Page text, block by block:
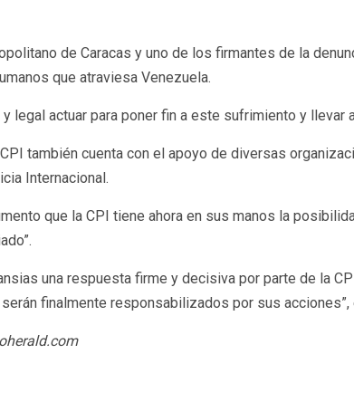
de Caracas y uno de los firmantes de la
que atraviesa Venezuela.
legal actuar para poner fin a este sufrimiento y llevar
también cuenta con el apoyo de diversas
Internacional.
que la CPI tiene ahora en sus manos la
una respuesta firme y decisiva por parte de la
finalmente responsabilizados por sus acciones”,